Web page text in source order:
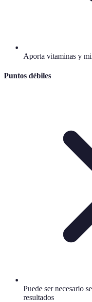
Aporta vitaminas y
Puntos débiles
Puede ser necesario
resultados